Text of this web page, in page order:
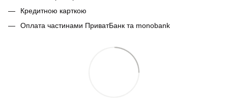
Кредитною карткою
Оплата частинами ПриватБанк та monobank